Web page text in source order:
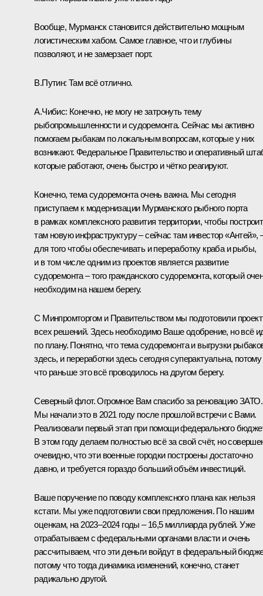
Вообще, Мурманск становится действительно мощным
логистическим хабом. Самое главное, что и глубины
позволяют, и не замерзает порт.
В.Путин: Там всё отлично.
А.Чибис: Конечно, не могу не затронуть тему
рыбопромышленности и судоремонта. Сейчас мы активно
помогаем рыбакам по локальным вопросам, которые у них
возникают. Федеральное Правительство и оперативный
которые работают, очень быстро и чётко реагируют.
Конечно, тема судоремонта очень важна. Мы сегодня
приступаем к модернизации Мурманского рыбного порта
в рамках комплексного развития территории, чтобы
там новую инфраструктуру – сейчас там инвестор «Антей»,
для того чтобы обеспечивать и переработку краба и рыбы,
и в том числе одним из проектов является развитие
судоремонта – того гражданского судоремонта, который
необходим на нашем берегу.
С Минпромторгом и Правительством мы подготовили
всех решений. Здесь необходимо Ваше одобрение, но всё
по плану. Понятно, что тема судоремонта и выгрузки
здесь, и переработки здесь сегодня суперактуальна, потому
что раньше это всё проводилось на другом берегу.
Северный флот. Огромное Вам спасибо за реновацию ЗАТО.
Мы начали это в 2021 году после прошлой встречи с Вами.
Реализовали первый этап при помощи федерального
В этом году делаем полностью всё за свой счёт, но
очевидно, что эти военные городки построены достаточно
давно, и требуется гораздо больший объём инвестиций.
Ваше поручение по поводу комплексного плана как нельзя
кстати. Мы уже подготовили свои предложения. По нашим
оценкам, на 2023–2024 годы – 16,5 миллиарда рублей. Уже
отрабатываем с федеральными органами власти и очень
рассчитываем, что эти деньги войдут в федеральный
потому что тогда динамика изменений, конечно, станет
радикально другой.